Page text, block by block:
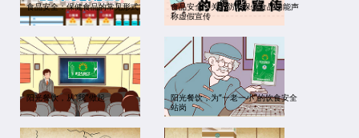
食品安全：保健食品的常见形式
食品安全：关于防范保健食品功能声
称虚假宣传
阳光餐饮，从“我”做起
阳光餐饮，为“一老一小”的饮食安全
站岗